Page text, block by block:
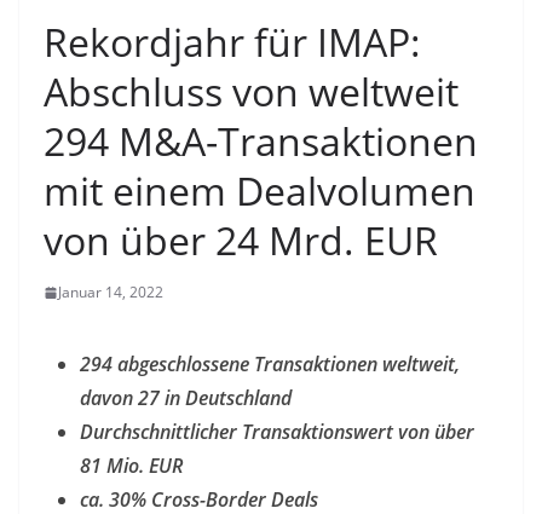
Rekordjahr für IMAP:
Abschluss von weltweit
294 M&A-Transaktionen
mit einem Dealvolumen
von über 24 Mrd. EUR
Januar 14, 2022
294 abgeschlossene Transaktionen weltweit,
davon 27 in Deutschland
Durchschnittlicher Transaktionswert von über
81 Mio. EUR
ca. 30% Cross-Border Deals